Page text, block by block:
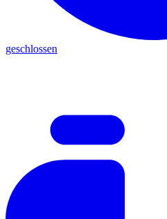
geschlossen